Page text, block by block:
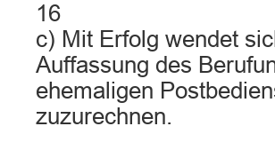
16
c) Mit Erfolg wendet
Auffassung des
ehemaligen
zuzurechnen.